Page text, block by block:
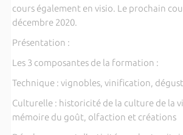
cours également en visio. Le prochain
décembre 2020.
Présentation :
Les 3 composantes de la formation :
Technique : vignobles, vinification,
Culturelle : historicité de la culture de la
mémoire du goût, olfaction et créations